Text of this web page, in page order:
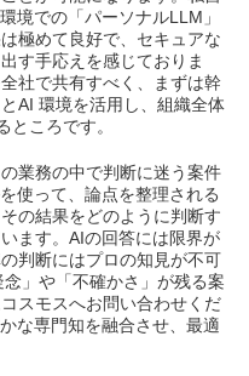
境での「パーソナルLLM」
極めて良好で、セキュアな
す手応えを感じておりま
社で共有すべく、まずは幹
AI 環境を活用し、組織全体
ところです。
業務の中で判断に迷う案件
使って、論点を整理される
の結果をどのように判断す
ます。AIの回答には限界が
判断にはプロの知見が不可
」や「不確かさ」が残る案
スモスへお問い合わせくだ
な専門知を融合させ、最適